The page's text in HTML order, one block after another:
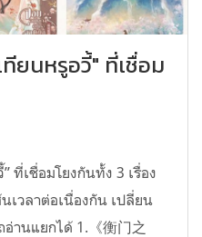
ยนหรูอวี้" ที่เชื่อม
ที่เชื่อมโยงกันทั้ง 3 เรื่อง
เวลาต่อเนื่องกัน เปลี่ยน
านแยกได้ 1.《衡门之